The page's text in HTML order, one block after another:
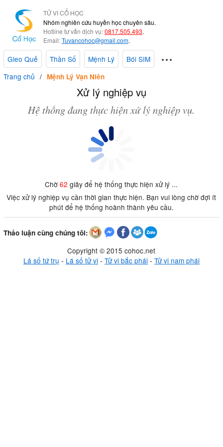
TỬ VI CỔ HỌC
Nhóm nghiên cứu huyền học chuyên sâu.
Hotline tư vấn dịch vụ:0817.505.493.
Email:Tuvancohoc@gmail.com.
Gieo Quẻ Thần Số Mệnh Lý
Bói SIM
Trang chủ
Mệnh Lý Vạn Niên
Xử lý nghiệp vụ
Hệ thống đang thực hiện xử lý nghiệp vụ.
Chờ62 giây để hệ thống thực hiện xử lý ...
Việc xử lý nghiệp vụ cần thời gian thực hiện. Bạn vui lòng chờ đợi ít
phút để hệ thống hoành thành yêu cầu.
Thảo luận cùng chúng tôi:
Copyright © 2015 cohoc.net
Lá số tứ trụ - Lá số tử vi- Tử vi bắc phái- Tử vi nam phái